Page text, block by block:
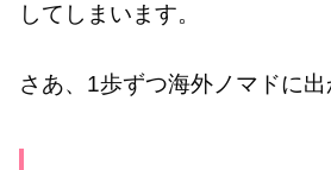
してしまいます。
さあ、1歩ずつ海外ノマドに出